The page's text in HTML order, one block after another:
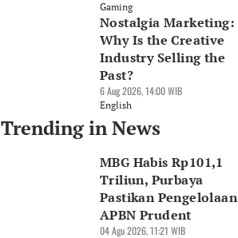
Gaming
Nostalgia Marketing:
Why Is the Creative
Industry Selling the
Past?
6 Aug 2026, 14:00 WIB
English
Trending in News
MBG Habis Rp101,1
Triliun, Purbaya
Pastikan Pengelolaan
APBN Prudent
04 Agu 2026, 11:21 WIB